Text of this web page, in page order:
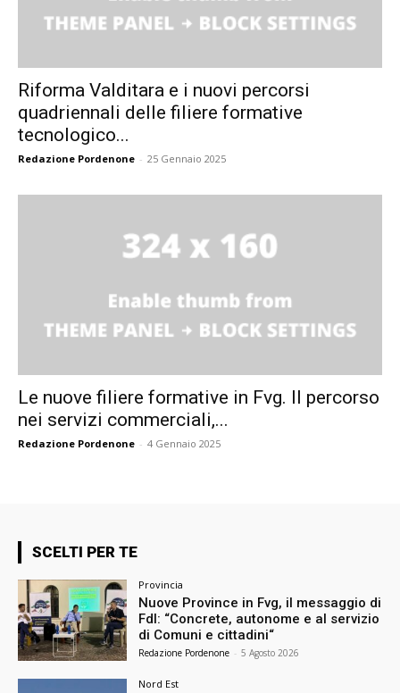
Riforma Valditara e i nuovi percorsi
quadriennali delle filiere formative
tecnologico...
Redazione Pordenone - 25 Gennaio 2025
Le nuove filiere formative in Fvg. Il percorso
nei servizi commerciali,...
Redazione Pordenone - 4 Gennaio 2025
SCELTI PER TE
Provincia
Nuove Province in Fvg, il messaggio di
FdI: “Concrete, autonome e al servizio
di Comuni e cittadini“
Redazione Pordenone - 5 Agosto 2026
Nord Est